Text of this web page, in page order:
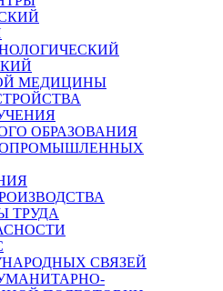
МЕДИЦИНЫ
ОБРАЗОВАНИЯ
ТРУДА
СВЯЗЕЙ